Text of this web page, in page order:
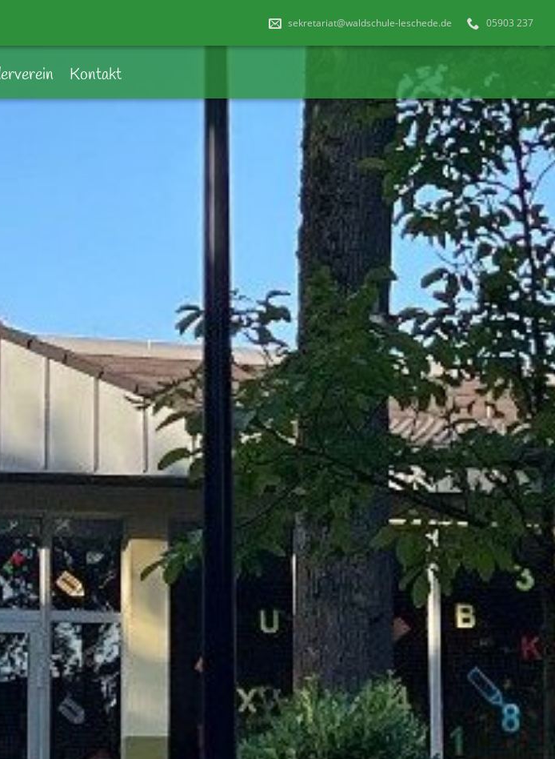
sekretariat@waldschule-leschede.de 05903 237
Kontakt